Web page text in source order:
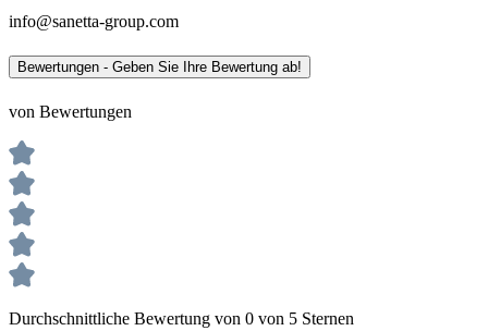
info@sanetta-group.com
Bewertungen - Geben Sie Ihre Bewertung ab!
von Bewertungen
Durchschnittliche Bewertung von 0 von 5 Sternen